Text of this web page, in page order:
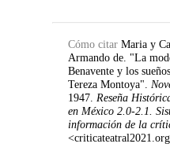
Cómo citar Maria y
Armando de. "La
Benavente y los
Tereza Montoya".
1947. Reseña
en México 2.0-2.1.
información de la